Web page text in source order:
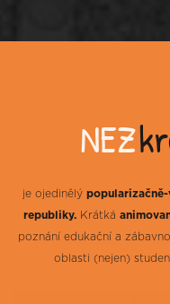
NEZ
je ojedinělý
republiky.Krátká
poznání edukační a
oblasti (nejen)